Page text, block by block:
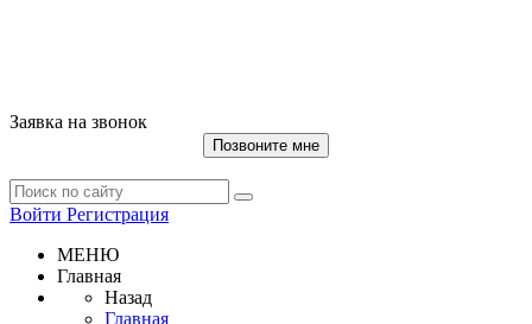
Заявка на звонок
Позвоните мне
Войти Регистрация
МЕНЮ
Главная
Назад
Главная